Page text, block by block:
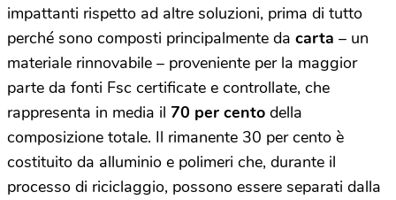
impattanti rispetto ad altre soluzioni, prima di tutto
perché sono composti principalmente da carta – un
materiale rinnovabile – proveniente per la maggior
parte da fonti Fsc certificate e controllate, che
rappresenta in media il 70 per cento della
composizione totale. Il rimanente 30 per cento è
costituito da alluminio e polimeri che, durante il
processo di riciclaggio, possono essere separati dalla